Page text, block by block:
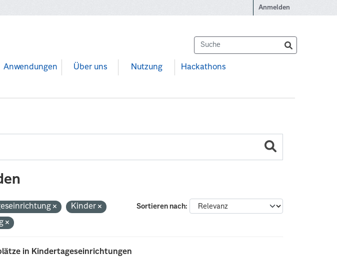
Anmelden
Anwendungen Über uns Nutzung Hackathons
Sortieren nach
Kinder
in Kindertageseinrichtungen